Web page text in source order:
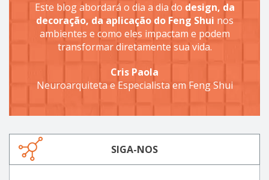
Este blog abordará o dia a dia do design, da
decoração, da aplicação do Feng Shui nos
ambientes e como eles impactam e podem
transformar diretamente sua vida.
Cris Paola
Neuroarquiteta e Especialista em Feng Shui
SIGA-NOS